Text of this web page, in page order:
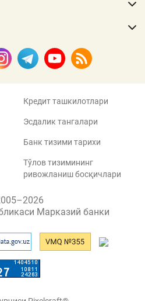
Кредит ташкилотлари
Эсдалик тангалари
Банк тизими тарихи
Тўлов тизимининг
ривожланиш босқичлари
Марказий банки